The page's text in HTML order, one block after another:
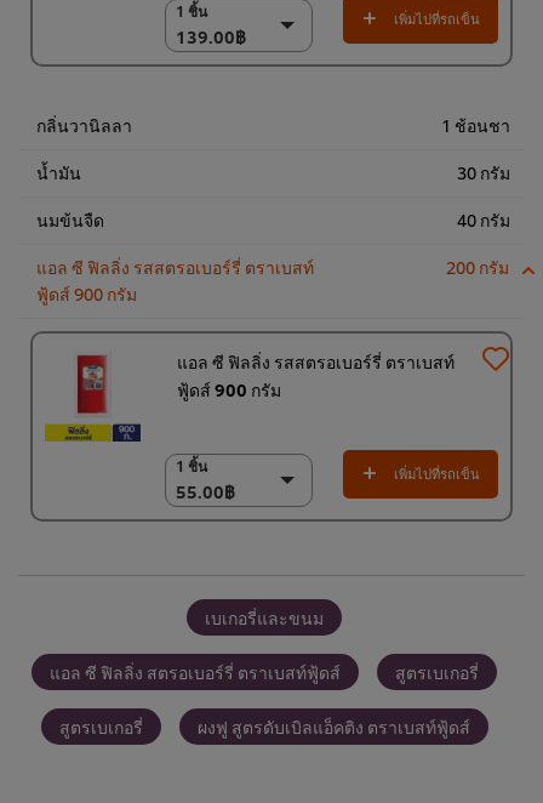
1 ชิ้น
139.00฿
1 ชิ้น
139.00฿
18 x 1 กก.
เพิ่มไปที่รถเข็น
กลิ่นวานิลลา 1 ช้อนชา
น้ำมัน 30 กรัม
นมข้นจืด 40 กรัม
แอล ซี ฟิลลิ่ง รสสตรอเบอร์รี่ ตราเบสท์
ฟู้ดส์ 900 กรัม
200 กรัม
แอล ซี ฟิลลิ่ง รสสตรอเบอร์รี่ ตราเบสท์
ฟู้ดส์ 900 กรัม
1 ชิ้น
55.00฿
1 ชิ้น
55.00฿
(ราคาพิเศษ) แพ็ค 9
468.00฿
เพิ่มไปที่รถเข็น
เบเกอรี่และขนม
แอล ซี ฟิลลิ่ง สตรอเบอร์รี่ ตราเบสท์ฟู้ดส์ สูตรเบเกอรี่
สูตรเบเกอรี่ ผงฟู สูตรดับเบิลแอ็คติง ตราเบสท์ฟู้ดส์